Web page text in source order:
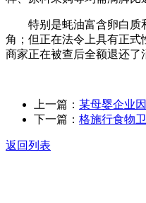
特别是蚝油富含卵白质和
角；但正在法令上具有正式
商家正在被查后全额退还了
上一篇： 某母婴企业
下一篇： 格施行食物
返回列表